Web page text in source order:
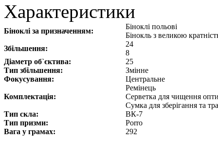
Характеристики
Біноклі за призначенням:
Біноклі польові
Бінокль з великою
Збільшення:
24
8
Діаметр об`єктива:
25
Тип збільшення:
Змінне
Фокусування:
Центральне
Комплектація:
Ремінець
Серветка для чищення
Сумка для зберігання та
Тип скла:
ВК-7
Тип призми:
Porro
Вага у грамах:
292